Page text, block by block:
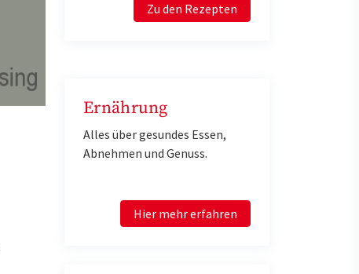
Zu den Rezepten
Ernährung
Alles über gesundes Essen,
Abnehmen und Genuss.
Hier mehr erfahren